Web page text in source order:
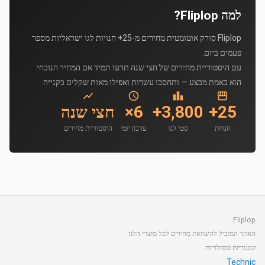
למה Fliplop?
Fliplop סורק אוטומטית מחירים מ-25+ חנויות לגו ישראליות מספר
פעמים ביום.
עם היסטוריית מחירים של חצי שנה תדעו תמיד אם המחיר הנוכחי
הוא באמת מבצע — ותחסכו עשרות ואפילו מאות שקלים בקנייה.
25+
חנויות
3,800+
סטי לגו
6×
עדכון יומי
חצי שנה
היסטוריית מחירים
Fliplop
האתר המוביל להשוואת מחירים לכל מוצרי הלגו
קטגוריות פופולריות
Technic